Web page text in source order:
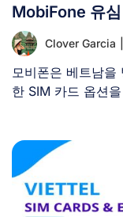
MobiFone 유
Clover Garcia
모비폰은 베트남
한 SIM 카드 옵션